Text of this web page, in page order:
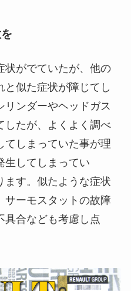
状がでていたが、他の
似た症状が障じてし
リンダーやヘッドガス
したが、よくよく調べ
てしまっていた事が理
生してしまってい
ます。似たような症状
サーモスタットの故障
具合なども考慮し点